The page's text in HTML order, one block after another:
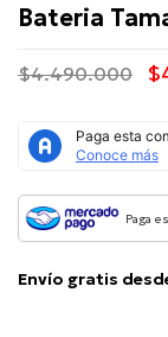
Bateria
$4.490.000
Paga
Envío gratis